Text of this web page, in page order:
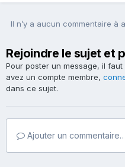
Il n’y a aucun commentaire à
Rejoindre le sujet et
Pour poster un message, il
avez un compte membre,
dans ce sujet.
Ajouter un commentaire…